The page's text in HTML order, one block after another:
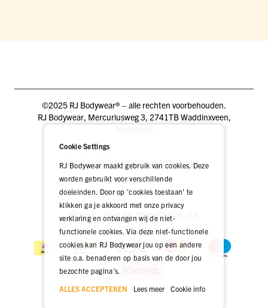
©2025 RJ Bodywear® – alle rechten voorbehouden.
RJ Bodywear, Mercuriusweg 3, 2741TB Waddinxveen,
BlogZakelijkPers VacaturesDEALER LOGIN
Betaal veilig én gemakkelijk via
Cookie Settings
RJ Bodywear maakt gebruik van cookies. Deze
worden gebruikt voor verschillende
doeleinden. Door op 'cookies toestaan' te
klikken ga je akkoord met onze privacy
verklaring en ontvangen wij de niet-
functionele cookies. Via deze niet-functionele
cookies kan RJ Bodywear jou op een andere
site o.a. benaderen op basis van de door jou
bezochte pagina's.
ALLES ACCEPTEREN
Lees meer Cookie info